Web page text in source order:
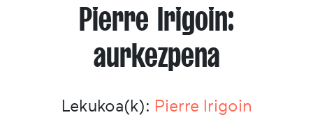
Pierre Irigoin:
aurkezpena
Lekukoa(k): Pierre Irigoin